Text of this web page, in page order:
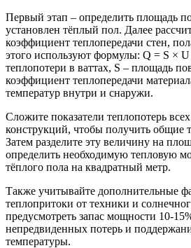
Первый этап – определить площадь
установлен тёплый пол. Далее
коэффициент теплопередачи стен,
этого используют формулы: Q = S ×
теплопотери в ваттах, S – площадь
коэффициент теплопередачи
температур внутри и снаружи.
Сложите показатели теплопотерь
конструкций, чтобы получить общие
Затем разделите эту величину на
определить необходимую тепловую
тёплого пола на квадратный метр.
Также учитывайте дополнительные
теплопритоки от техники и
предусмотреть запас мощности 10-
непредвиденных потерь и
температуры.